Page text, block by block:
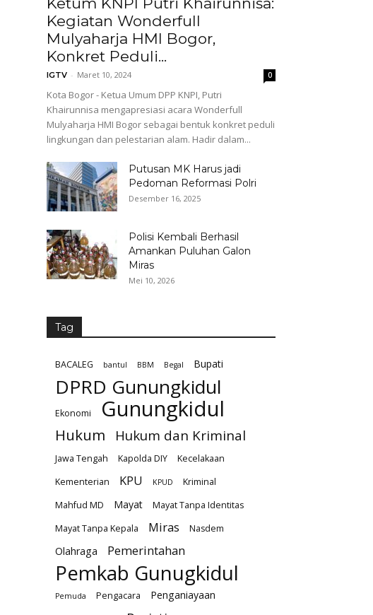
Kegiatan Wonderfull
Mulyaharja HMI Bogor,
Konkret Peduli...
IGTV - Maret 10, 2024 0
Kota Bogor - Ketua Umum DPP KNPI, Putri
Khairunnisa mengapresiasi acara Wonderfull
Mulyaharja HMI Bogor sebagai bentuk konkret peduli
lingkungan dan pelestarian alam. Hadir dalam...
Putusan MK Harus jadi
Pedoman Reformasi Polri
Desember 16, 2025
Polisi Kembali Berhasil
Amankan Puluhan Galon
Miras
Mei 10, 2026
Tag
BACALEG bantul BBM Begal Bupati
DPRD Gunungkidul
Ekonomi Gunungkidul
Hukum Hukum dan Kriminal
Jawa Tengah Kapolda DIY
Kecelakaan
Kementerian
KPU KPUD
Kriminal
Mahfud MD
Mayat
Mayat Tanpa Identitas
Mayat Tanpa Kepala
Miras Nasdem
Olahraga Pemerintahan
Pemkab Gunugkidul
Pemuda Pengacara Penganiayaan